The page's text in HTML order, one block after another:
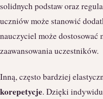
solidnych podstaw oraz
uczniów może stanowić
nauczyciel może dostosować
zaawansowania uczestników.
Inną, często bardziej
korepetycje. Dzięki